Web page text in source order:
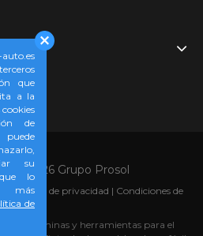
2026 Grupo Prosol
Política de privacidad | Condiciones de
compra
de láminas y herramientas para el
que
a la
de
puede
su
lo
más
de